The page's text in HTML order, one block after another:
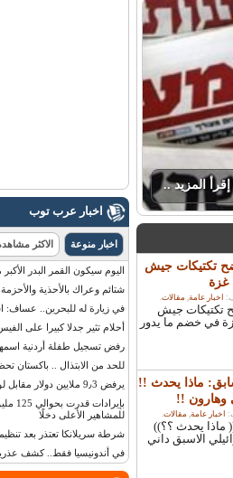
المزيد ..
تكتيكات جيش
اخبار عامة,مقالات.
تكتيكات جيش
في خضم ما يدور
ماذا يحدث !!
!!
عامة,مقالات.
يحدث ؟؟))
الاسبق داني
اخبار عرب توب
اخبار منوعة الاكثر مشاهدة
اليوم سيكون القمر البدر الأكبر منذ 68
شتائم وعراك بالأحذية والأحزمة
في زيارة له للبحرين.. عساف:
أحلام تثير جدلا كبيرا على
رفض تسجيل طفلة أردنية اسمها
للحد من الابتذال .. باكستان تحظر
يرفض 9٫3 ملايين دولار مقابل لوحة أرقام سيارته
للمشاهير الأعلى دخلًا
شرطة سريلانكا تعتذر بعد
في أندونيسيا فقط.. كشف عذرية